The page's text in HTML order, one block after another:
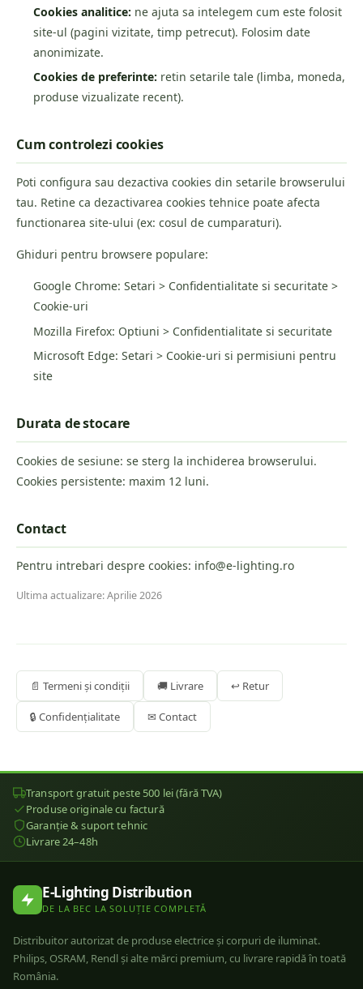
Cookies analitice: ne ajuta sa intelegem cum este folosit
site-ul (pagini vizitate, timp petrecut). Folosim date
anonimizate.
Cookies de preferinte: retin setarile tale (limba, moneda,
produse vizualizate recent).
Cum controlezi cookies
Poti configura sau dezactiva cookies din setarile browserului
tau. Retine ca dezactivarea cookies tehnice poate afecta
functionarea site-ului (ex: cosul de cumparaturi).
Ghiduri pentru browsere populare:
Google Chrome: Setari > Confidentialitate si securitate >
Cookie-uri
Mozilla Firefox: Optiuni > Confidentialitate si securitate
Microsoft Edge: Setari > Cookie-uri si permisiuni pentru
site
Durata de stocare
Cookies de sesiune: se sterg la inchiderea browserului.
Cookies persistente: maxim 12 luni.
Contact
Pentru intrebari despre cookies: info@e-lighting.ro
Ultima actualizare: Aprilie 2026
📄 Termeni și condiții 🚚 Livrare ↩ Retur
🔒 Confidențialitate ✉ Contact
Transport gratuit peste 500 lei (fără TVA)
Produse originale cu factură
Garanție & suport tehnic
Livrare 24–48h
E-Lighting Distribution
DE LA BEC LA SOLUȚIE COMPLETĂ
Distribuitor autorizat de produse electrice și corpuri de iluminat.
Philips, OSRAM, Rendl și alte mărci premium, cu livrare rapidă în toată
România.